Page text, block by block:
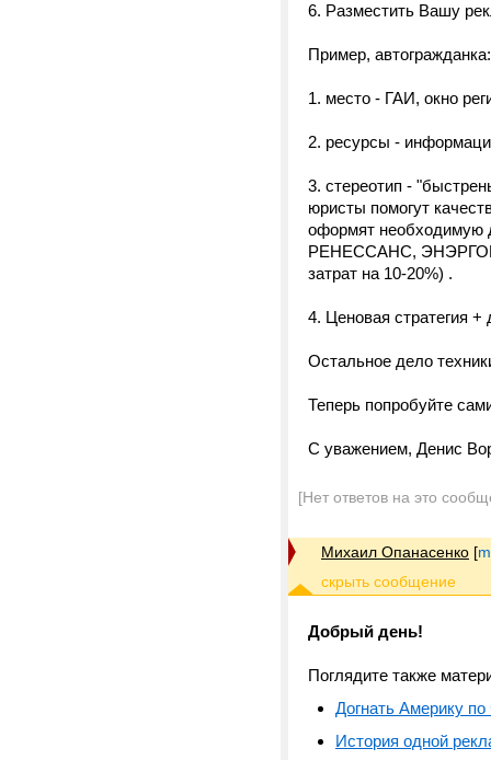
6. Разместить Вашу
Пример, автогражданка:
1. место - ГАИ, окно
2. ресурсы -
3. стереотип -
юристы помогут
оформят
РЕНЕССАНС,
затрат на 10-20%) .
4. Ценовая стратегия
Остальное дело
Теперь попробуйте
С уважением, Денис
[Нет ответов на это
Михаил Опанасенко [
Добрый день!
Поглядите также
Догнать Америку
История одной